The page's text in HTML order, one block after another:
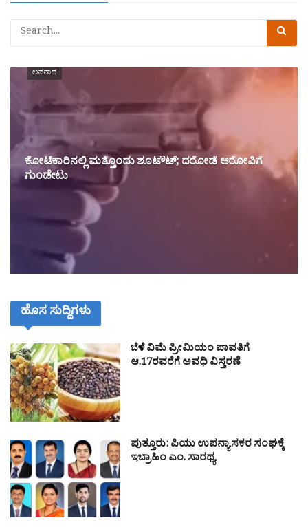
ಅಪರಾಧ
ಕೋಟೆಕಾರಿನಲ್ಲಿ ಮತ್ತೊಂದು ಶೂಟೌಟ್‌; ದರೋಡೆ ಆರೋಪಿಗೆ
ಗುಂಡೇಟು
ಹೊಸ ಸುದ್ದಿಗಳು
ಬೆಳೆ ವಿಮೆ ಪ್ರೀಮಿಯಂ ಪಾವತಿಗೆ
ಆ.17ರವರೆಗೆ ಅವಧಿ ವಿಸ್ತರಣೆ
ಪುತ್ತೂರು: ಪಿಯು ಉಪನ್ಯಾಸಕರ ಸಂಘಕ್ಕೆ
ಇಬ್ರಾಹಿಂ ಎಂ. ಸಾರಥ್ಯ